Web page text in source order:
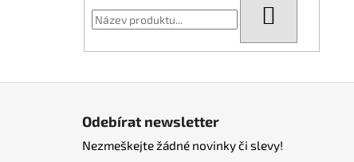
Odebírat newsletter
Nezmeškejte žádné novinky či slevy!